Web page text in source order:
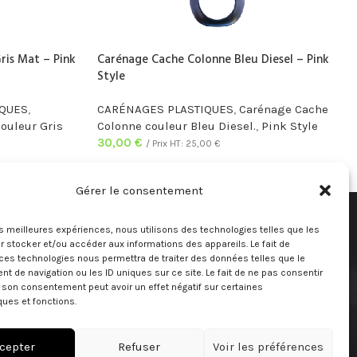
Gérer le consentement
meilleures expériences, nous utilisons des technologies telles que les
stocker et/ou accéder aux informations des appareils. Le fait de
technologies nous permettra de traiter des données telles que le
de navigation ou les ID uniques sur ce site. Le fait de ne pas consentir
son consentement peut avoir un effet négatif sur certaines
et fonctions.
Refuser Voir les préférences
Mat – Pink
,
Gris
Carénage Cache Colonne Bleu Diesel – Pink
Style
CARÉNAGES PLASTIQUES, Carénage Cache
Colonne couleur Bleu Diesel., Pink Style
30,00 € / Prix HT: 25,00 €
Mentions légales
SAV
CGV
Conditions générales de
Sitemap
MENU
Instagram profile
Contact Us
Latest News
en ligne